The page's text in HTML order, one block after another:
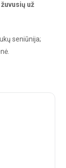
už
seniūnija;